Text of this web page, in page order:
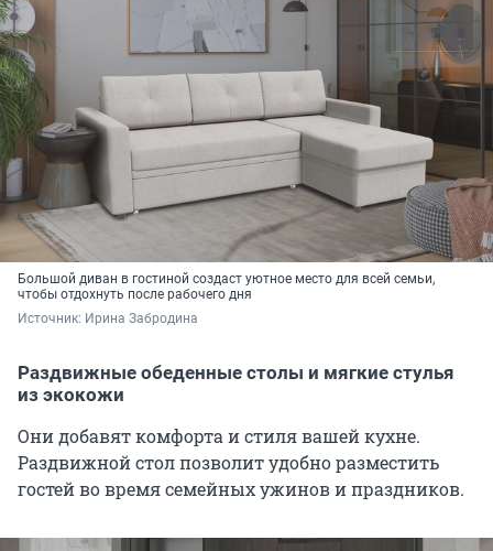
Большой диван в гостиной создаст уютное место для всей семьи,
чтобы отдохнуть после рабочего дня
Источник: Ирина Забродина
Раздвижные обеденные столы и мягкие стулья
из экокожи
Они добавят комфорта и стиля вашей кухне.
Раздвижной стол позволит удобно разместить
гостей во время семейных ужинов и праздников.